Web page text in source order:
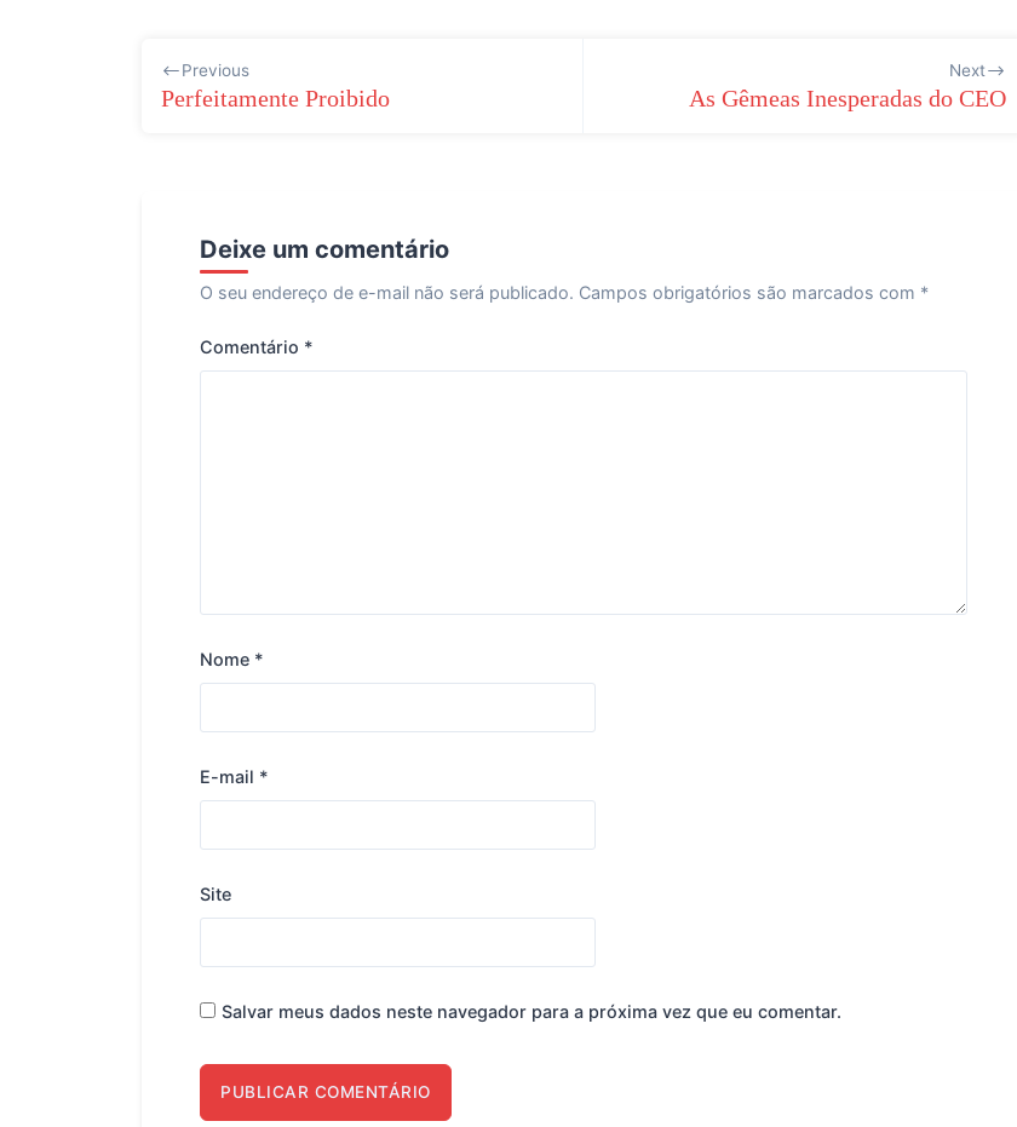
de
Previous
Perfeitamente Proibido
Next
As Gêmeas Inesperadas do CEO
Deixe um comentário
O seu endereço de e-mail não será publicado. Campos obrigatórios são marcados com *
Comentário *
Nome *
E-mail *
Site
Salvar meus dados neste navegador para a próxima vez que eu comentar.